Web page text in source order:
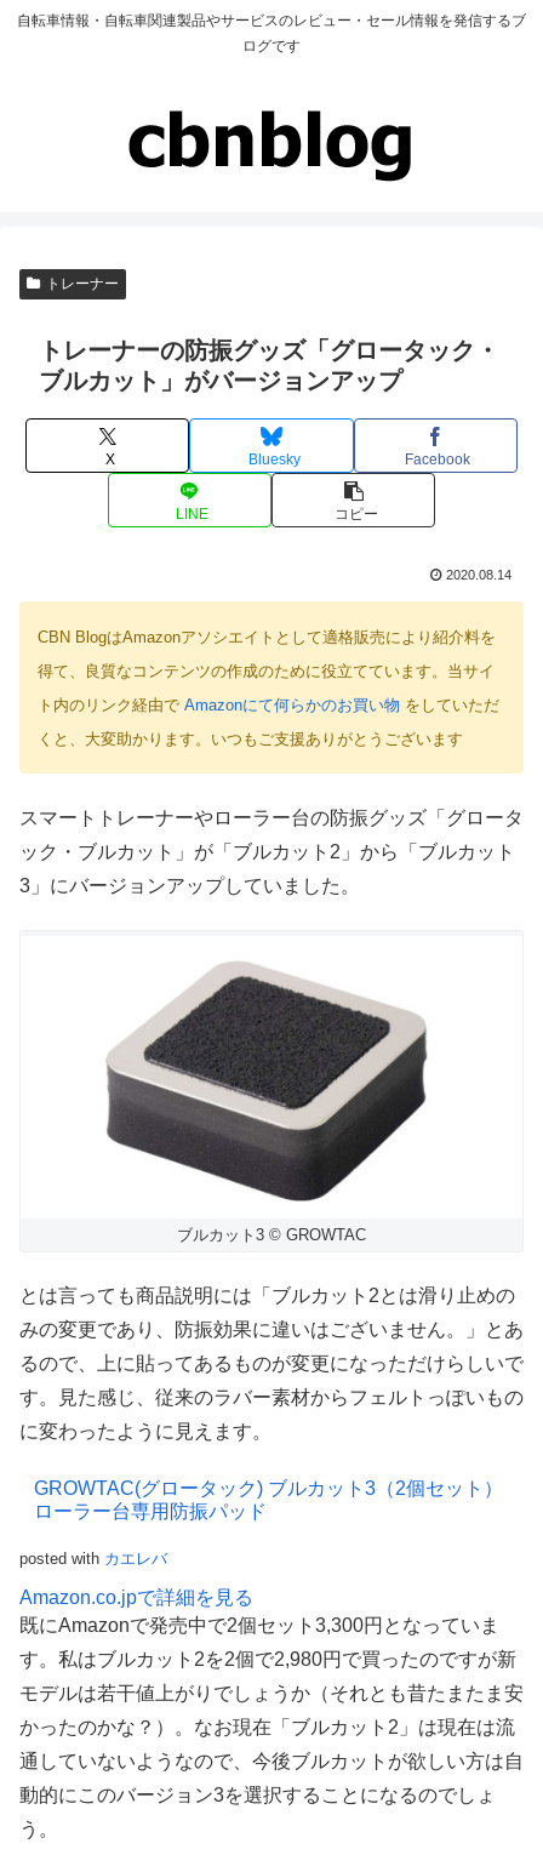
自転車情報・自転車関連製品やサービスのレビュー・セール情報を発信するブ
ログです
トレーナー
トレーナーの防振グッズ「グロータック・
ブルカット」がバージョンアップ
X Bluesky Facebook
LINE コピー
2020.08.14
CBN BlogはAmazonアソシエイトとして適格販売により紹介料を
得て、良質なコンテンツの作成のために役立てています。当サイ
ト内のリンク経由で Amazonにて何らかのお買い物 をしていただ
くと、大変助かります。いつもご支援ありがとうございます
スマートトレーナーやローラー台の防振グッズ「グロータ
ック・ブルカット」が「ブルカット2」から「ブルカット
3」にバージョンアップしていました。
ブルカット3 © GROWTAC
とは言っても商品説明には「ブルカット2とは滑り止めの
みの変更であり、防振効果に違いはございません。」とあ
るので、上に貼ってあるものが変更になっただけらしいで
す。見た感じ、従来のラバー素材からフェルトっぽいもの
に変わったように見えます。
GROWTAC(グロータック) ブルカット3（2個セット）
ローラー台専用防振パッド
posted with カエレバ
Amazon.co.jpで詳細を見る
既にAmazonで発売中で2個セット3,300円となっていま
す。私はブルカット2を2個で2,980円で買ったのですが新
モデルは若干値上がりでしょうか（それとも昔たまたま安
かったのかな？）。なお現在「ブルカット2」は現在は流
通していないようなので、今後ブルカットが欲しい方は自
動的にこのバージョン3を選択することになるのでしょ
う。